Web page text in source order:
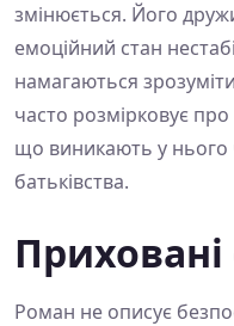
змінюється. Його
емоційний стан
намагаються
часто розмірковує про
що виникають у
батьківства.
Приховані
Роман не описує